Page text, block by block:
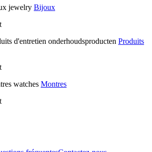
Bijoux
Produits
Montres